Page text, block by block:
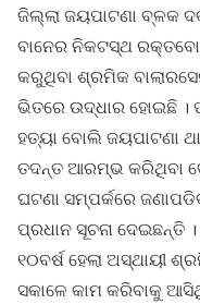
ଜିଲ୍ଲା ଜୟପାଟଣା ବ୍ଳକ
ବାନେର ନିକଟସ୍ଥ
କରୁଥିବା ଶ୍ରମିକ
ଭିତରେ ଉଦ୍ଧାର ହୋଇଛି ।
ହତ୍ୟା ବୋଲି ଜୟପାଟଣା
ତଦନ୍ତ ଆରମ୍ଭ କରିଥିବା
ଘଟଣା ସମ୍ପର୍କରେ
ପ୍ରଧାନ ସୂଚନା ଦେଇଛନ୍ତି
୧୦ବର୍ଷ ହେଲା ଅସ୍ଥାୟୀ
ସକାଳେ କାମ କରିବାକୁ